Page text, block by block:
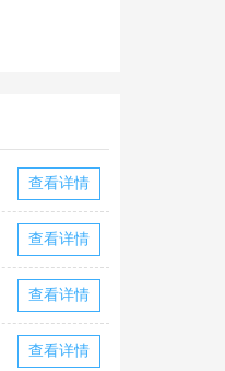
查看详情
查看详情
查看详情
查看详情